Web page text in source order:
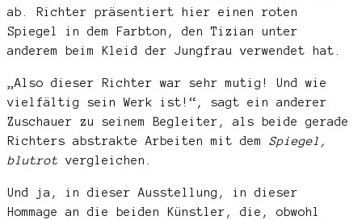
ab. Richter präsentiert hier einen roten
Spiegel in dem Farbton, den Tizian unter
anderem beim Kleid der Jungfrau verwendet hat.
„Also dieser Richter war sehr mutig! Und wie
vielfältig sein Werk ist!“, sagt ein anderer
Zuschauer zu seinem Begleiter, als beide gerade
Richters abstrakte Arbeiten mit dem Spiegel,
blutrot vergleichen.
Und ja, in dieser Ausstellung, in dieser
Hommage an die beiden Künstler, die, obwohl